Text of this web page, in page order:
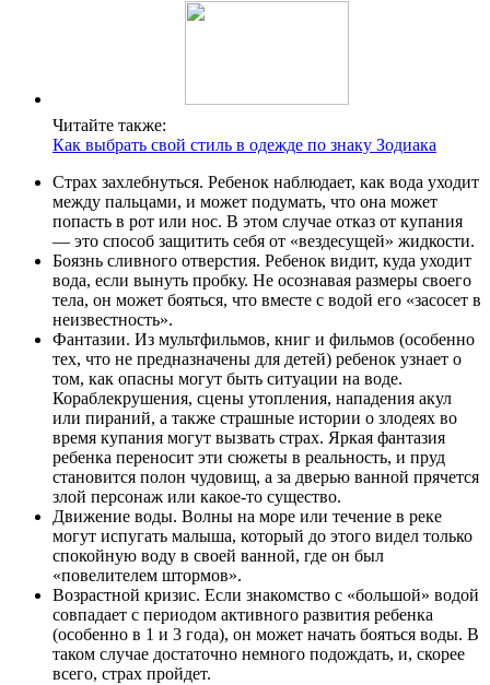
Читайте также:
Как выбрать свой стиль в одежде по знаку Зодиака
Страх захлебнуться. Ребенок наблюдает, как вода уходит
между пальцами, и может подумать, что она может
попасть в рот или нос. В этом случае отказ от купания
— это способ защитить себя от «вездесущей» жидкости.
Боязнь сливного отверстия. Ребенок видит, куда уходит
вода, если вынуть пробку. Не осознавая размеры своего
тела, он может бояться, что вместе с водой его «засосет в
неизвестность».
Фантазии. Из мультфильмов, книг и фильмов (особенно
тех, что не предназначены для детей) ребенок узнает о
том, как опасны могут быть ситуации на воде.
Кораблекрушения, сцены утопления, нападения акул
или пираний, а также страшные истории о злодеях во
время купания могут вызвать страх. Яркая фантазия
ребенка переносит эти сюжеты в реальность, и пруд
становится полон чудовищ, а за дверью ванной прячется
злой персонаж или какое-то существо.
Движение воды. Волны на море или течение в реке
могут испугать малыша, который до этого видел только
спокойную воду в своей ванной, где он был
«повелителем штормов».
Возрастной кризис. Если знакомство с «большой» водой
совпадает с периодом активного развития ребенка
(особенно в 1 и 3 года), он может начать бояться воды. В
таком случае достаточно немного подождать, и, скорее
всего, страх пройдет.